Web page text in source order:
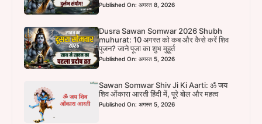
Published On: अगस्त 8, 2026
Dusra Sawan Somwar 2026 Shubh
muhurat: 10 अगस्त को कब और कैसे करें शिव
पूजन? जाने पूजा का शुभ मुहूर्त
Published On: अगस्त 5, 2026
Sawan Somwar Shiv Ji Ki Aarti: ॐ जय
शिव ओंकारा आरती हिंदी में, पूरे बोल और महत्व
Published On: अगस्त 5, 2026